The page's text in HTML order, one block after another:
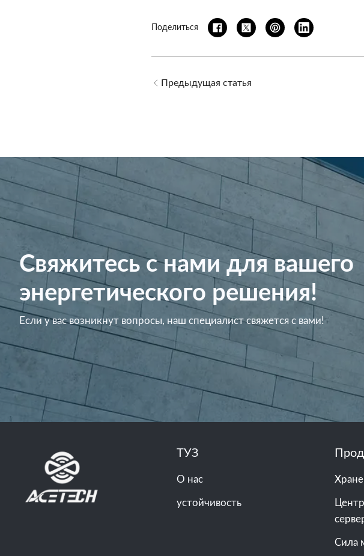
Поделиться
Предыдущая статья
Свяжитесь с нами для вашего
энергетического решения!
Если у вас возникнут вопросы, наш специалист свяжется с вами!
ТУЗ
О нас
устойчивость
Сила